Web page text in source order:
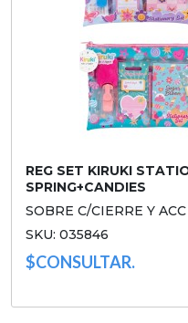
REG SET KIRUKI
SPRING+CANDIES
SOBRE C/CIERRE Y ACC
SKU: 035846
$CONSULTAR.